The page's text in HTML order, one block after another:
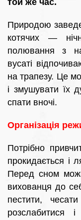
той же час.
Природою
котячих —
полювання з
вусаті
на трапезу. Це
і змушувати їх
спати вночі.
Організація
Потрібно
прокидається і
Перед сном
вихованця до
пестити,
розслабитися